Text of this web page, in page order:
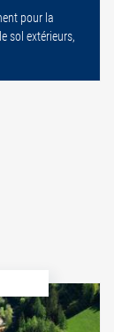
pour la
sol extérieurs,